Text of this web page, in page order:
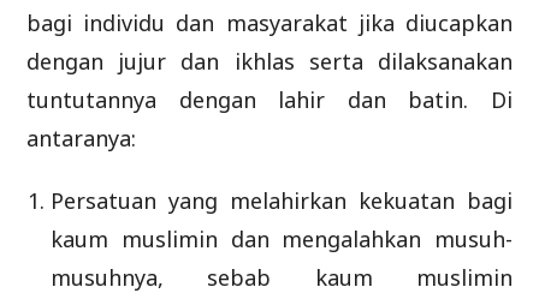
bagi individu dan masyarakat jika diucapkan
dengan jujur dan ikhlas serta dilaksanakan
tuntutannya dengan lahir dan batin. Di
antaranya:
Persatuan yang melahirkan kekuatan bagi
kaum muslimin dan mengalahkan musuh-
musuhnya, sebab kaum muslimin